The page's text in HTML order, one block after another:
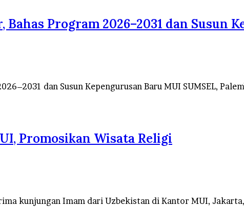
Bahas Program 2026–2031 dan Susun
dan Susun Kepengurusan Baru MUI SUMSEL,
Promosikan Wisata Religi
kunjungan Imam dari Uzbekistan di Kantor MUI,